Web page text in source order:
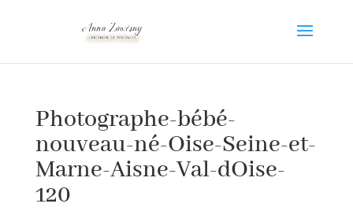
Photographe-bébé-
nouveau-né-Oise-Seine-et-
Marne-Aisne-Val-dOise-
120